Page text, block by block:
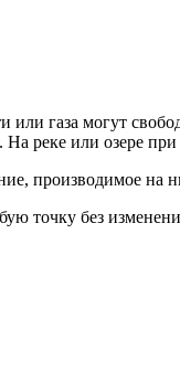
газа могут
реке или озере
производимое
точку без